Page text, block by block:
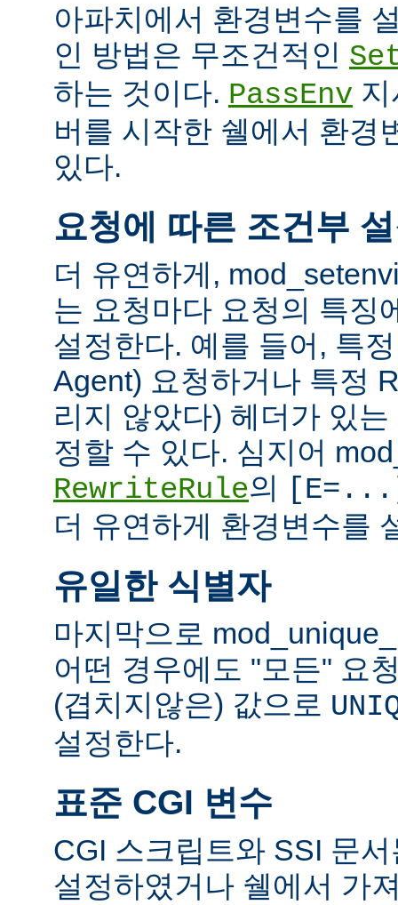
아파치에서 환경변수를
인 방법은 무조건적인
하는 것이다. PassEnv
버를 시작한 쉘에서 환경
있다.
요청에 따른 조건부
더 유연하게,
는 요청마다 요청의 특징
설정한다. 예를 들어, 특
Agent) 요청하거나 특정
리지 않았다) 헤더가 있
정할 수 있다. 심지어
RewriteRule의
더 유연하게 환경변수를
유일한 식별자
마지막으로
어떤 경우에도 "모든" 요
(겹치지않은) 값으로
설정한다.
표준 CGI 변수
CGI 스크립트와 SSI 문
설정하였거나 쉘에서 가